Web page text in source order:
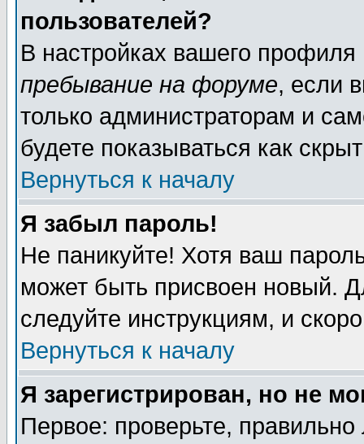
пользователей?
В настройках вашего
пребывание на форуме, если
только администраторам и
будете показываться как
Вернуться к началу
Я забыл пароль!
Не паникуйте! Хотя ваш
может быть присвоен новый.
следуйте инструкциям, и
Вернуться к началу
Я зарегистрирован, но не
Первое: проверьте,